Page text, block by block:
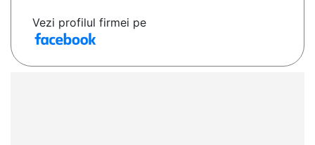
Vezi profilul firmei pe